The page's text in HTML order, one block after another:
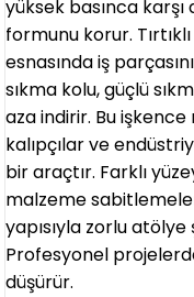
yüksek basınca karşı
formunu korur.
esnasında iş
sıkma kolu, güçlü
aza indirir. Bu
kalıpçılar ve
bir araçtır. Farklı
malzeme
yapısıyla zorlu
Profesyonel
düşürür.